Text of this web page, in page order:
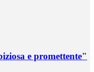
e promettente"